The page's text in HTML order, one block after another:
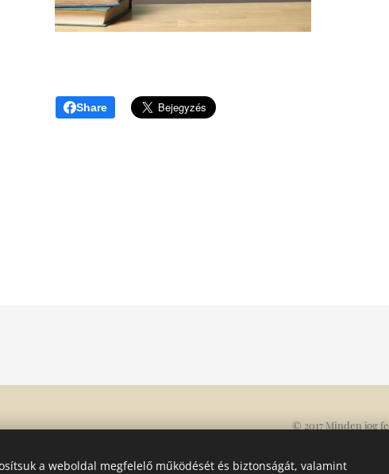
Share
© 2017 Minden jog
a weboldal megfelelő működését és biztonságát, valamint